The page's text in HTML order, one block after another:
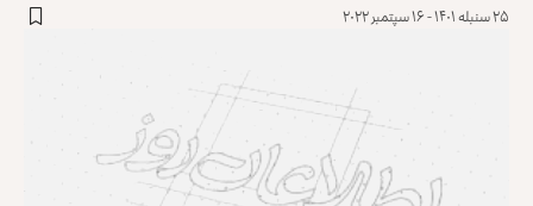
۲۵ سنبله ۱۴۰۱ - ۱۶ سپتمبر ۲۰۲۲